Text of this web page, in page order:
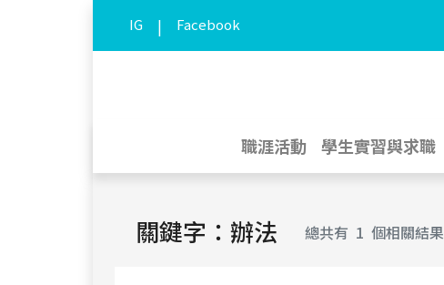
IG | Facebook
職涯活動 學生實習與求職
關鍵字：辦法 總共有 1 個相關結果